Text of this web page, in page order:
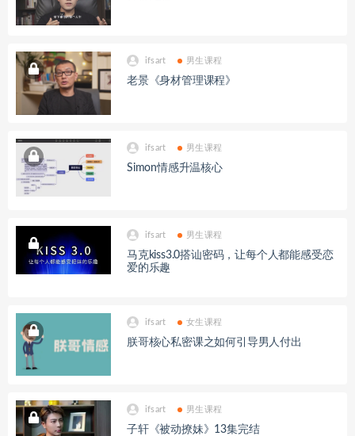
ifsart 男生课程
老景《身材管理课程》
ifsart 男生课程
Simon情感升温核心
ifsart 男生课程
马克kiss3.0搭讪密码，让每个人都能感受恋
爱的乐趣
ifsart 女生课程
朕哥核心私密课之如何引导男人付出
ifsart 男生课程
子轩《被动撩妹》13集完结